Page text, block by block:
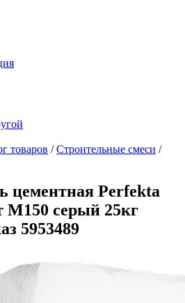
товаров / Строительные смеси /
цементная Perfekta
М150 серый 25кг
5953489